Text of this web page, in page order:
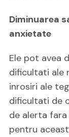
Diminuarea
anxietate
Ele pot avea
dificultati ale
inrosiri ale
dificultati de
de alerta
pentru